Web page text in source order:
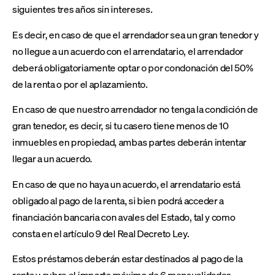
siguientes tres años sin intereses.
Es decir, en caso de que el arrendador sea un gran tenedor y
no llegue a un acuerdo con el arrendatario, el arrendador
deberá obligatoriamente optar o por condonación del 50%
de la renta o por el aplazamiento.
En caso de que nuestro arrendador no tenga la condición de
gran tenedor, es decir, si tu casero tiene menos de 10
inmuebles en propiedad, ambas partes deberán intentar
llegar a un acuerdo.
En caso de que no haya un acuerdo, el arrendatario está
obligado al pago de la renta, si bien podrá acceder a
financiación bancaria con avales del Estado, tal y como
consta en el artículo 9 del Real Decreto Ley.
Estos préstamos deberán estar destinados al pago de la